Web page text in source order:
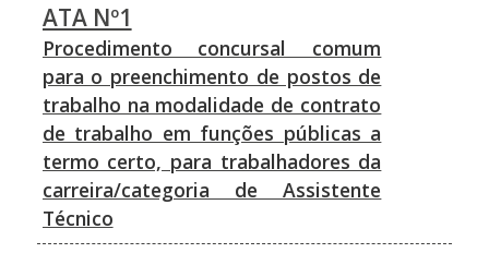
ATA Nº1
Procedimento concursal comum
para o preenchimento de postos de
trabalho na modalidade de contrato
de trabalho em funções públicas a
termo certo, para trabalhadores da
carreira/categoria de Assistente
Técnico